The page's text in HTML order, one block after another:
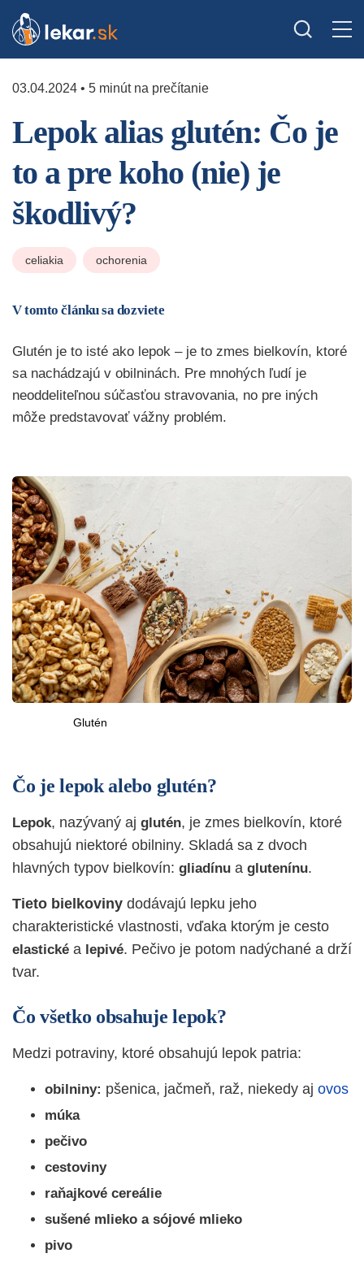
03.04.2024 • 5 minút na prečítanie
Lepok alias glutén: Čo je
to a pre koho (nie) je
škodlivý?
celiakia ochorenia
V tomto článku sa dozviete
Glutén je to isté ako lepok – je to zmes bielkovín, ktoré
sa nachádzajú v obilninách. Pre mnohých ľudí je
neoddeliteľnou súčasťou stravovania, no pre iných
môže predstavovať vážny problém.
Glutén
Čo je lepok alebo glutén?
Lepok, nazývaný aj glutén, je zmes bielkovín, ktoré
obsahujú niektoré obilniny. Skladá sa z dvoch
hlavných typov bielkovín: gliadínu a glutenínu.
Tieto bielkoviny dodávajú lepku jeho
charakteristické vlastnosti, vďaka ktorým je cesto
elastické a lepivé. Pečivo je potom nadýchané a drží
tvar.
Čo všetko obsahuje lepok?
Medzi potraviny, ktoré obsahujú lepok patria:
obilniny: pšenica, jačmeň, raž, niekedy aj ovos
múka
pečivo
cestoviny
raňajkové cereálie
sušené mlieko a sójové mlieko
pivo